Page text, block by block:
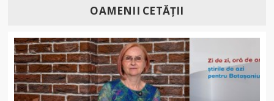
OAMENII CETĂȚII